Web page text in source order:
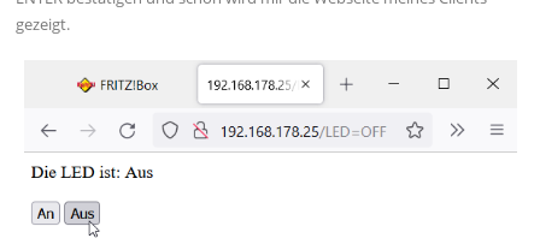
gezeigt.